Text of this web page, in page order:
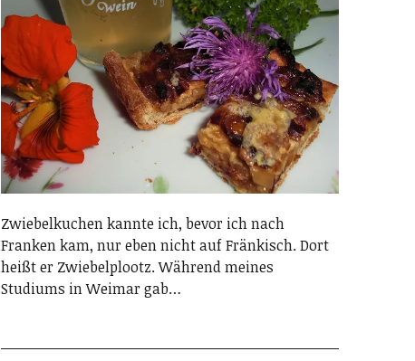
Zwiebelkuchen kannte ich, bevor ich nach
Franken kam, nur eben nicht auf Fränkisch. Dort
heißt er Zwiebelplootz. Während meines
Studiums in Weimar gab…